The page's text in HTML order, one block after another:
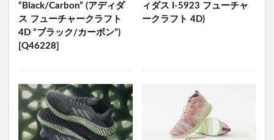
“Black/Carbon” (アディダ
ス フューチャークラフト
4D “ブラック/カーボン”)
[Q46228]
ィダス I-5923 フューチャ
ークラフト 4D)